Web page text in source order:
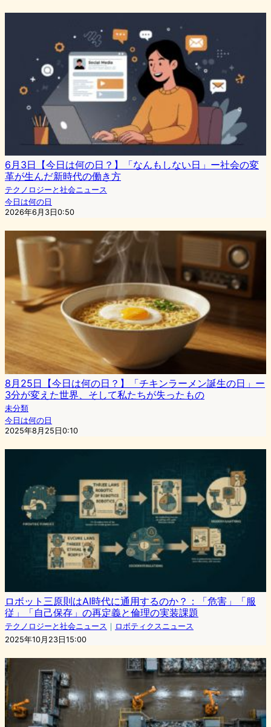
6月3日【今日は何の日？】「なんもしない日」ー社会の変
革が生んだ新時代の働き方
テクノロジーと社会ニュース
今日は何の日
2026年6月3日0:50
8月25日【今日は何の日？】「チキンラーメン誕生の日」ー
3分が変えた世界、そして私たちが失ったもの
未分類
今日は何の日
2025年8月25日0:10
ロボット三原則はAI時代に通用するのか？：「危害」「服
従」「自己保存」の再定義と倫理の実装課題
テクノロジーと社会ニュース ｜ ロボティクスニュース
2025年10月23日15:00